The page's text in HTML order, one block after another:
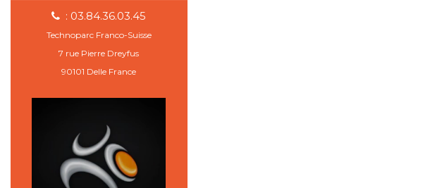
: 03.84.36.03.45
Technoparc Franco-Suisse
7 rue Pierre Dreyfus
90101 Delle France